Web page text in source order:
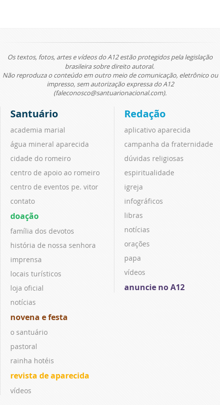
Os textos, fotos, artes e vídeos do A12 estão protegidos pela legislação
brasileira sobre direito autoral.
Não reproduza o conteúdo em outro meio de comunicação, eletrônico ou
impresso, sem autorização expressa do A12
(faleconosco@santuarionacional.com).
Santuário
academia marial
água mineral aparecida
cidade do romeiro
centro de apoio ao romeiro
centro de eventos pe. vitor
contato
doação
família dos devotos
história de nossa senhora
imprensa
locais turísticos
loja oficial
notícias
novena e festa
o santuário
pastoral
rainha hotéis
revista de aparecida
vídeos
Redação
aplicativo aparecida
campanha da fraternidade
dúvidas religiosas
espiritualidade
igreja
infográficos
libras
notícias
orações
papa
vídeos
anuncie no A12